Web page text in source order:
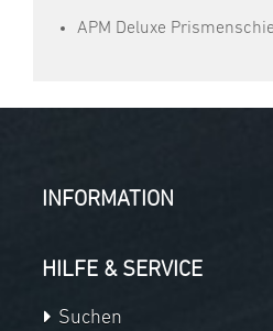
APM Deluxe
INFORMATION
HILFE & SERVICE
Suchen